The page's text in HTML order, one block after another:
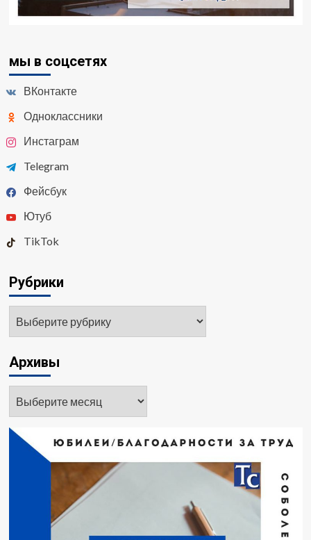
мы в соцсетях
ВКонтакте
Одноклассники
Инстаграм
Telegram
Фейсбук
Ютуб
TikTok
Рубрики
Архивы